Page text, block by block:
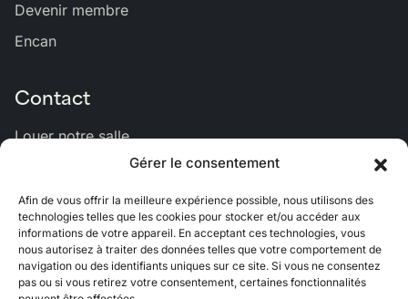
Gérer le consentement
Afin de vous offrir la meilleure expérience possible, nous utilisons des
technologies telles que les cookies pour stocker et/ou accéder aux
informations de votre appareil. En acceptant ces technologies, vous
nous autorisez à traiter des données telles que votre comportement de
navigation ou des identifiants uniques sur ce site. Si vous ne consentez
pas ou si vous retirez votre consentement, certaines fonctionnalités
Devenir membre
Encan
Contact
Louer notre salle
Lien
vers
Bluesky
Lien
vers
Facebook
Lien
vers
Linkedin
Lien
vers
Instagram
Lien
vers